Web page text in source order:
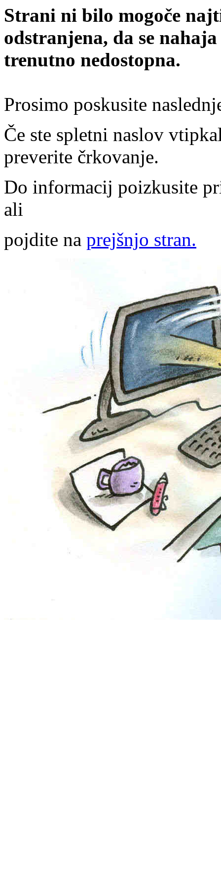
Strani ni bilo mogoče
odstranjena, da se
trenutno nedostopna.
Prosimo poskusite
Če ste spletni naslov
preverite črkovanje.
Do informacij poizkusite
ali
pojdite na prejšnjo stran.